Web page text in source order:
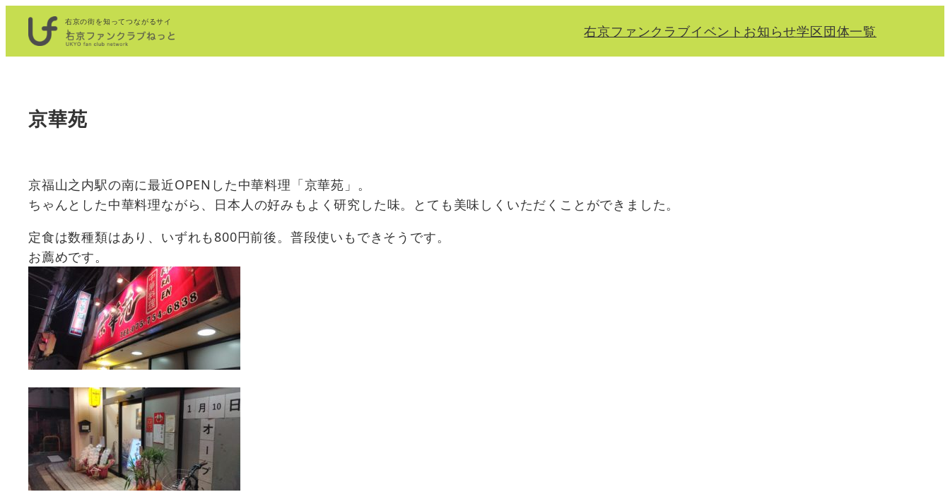
を
右京の街を知ってつながるサイ
ト
右京ファンクラブイベント お知らせ学区団体一覧
京華苑
京福山之内駅の南に最近OPENした中華料理「京華苑」。
ちゃんとした中華料理ながら、日本人の好みもよく研究した味。とても美味しくいただくことができました。
定食は数種類はあり、いずれも800円前後。普段使いもできそうです。
お薦めです。